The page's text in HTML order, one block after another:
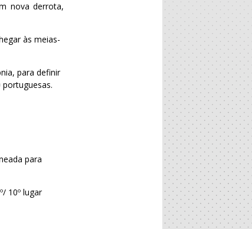
nova derrota,
às meias-
para definir
portuguesas.
para
10º lugar